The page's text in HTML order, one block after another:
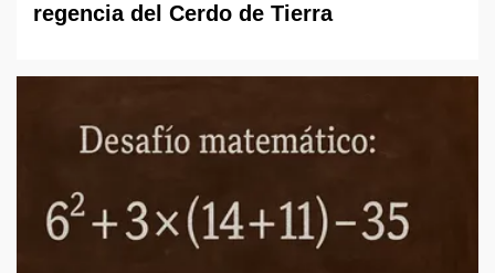
regencia del Cerdo de Tierra